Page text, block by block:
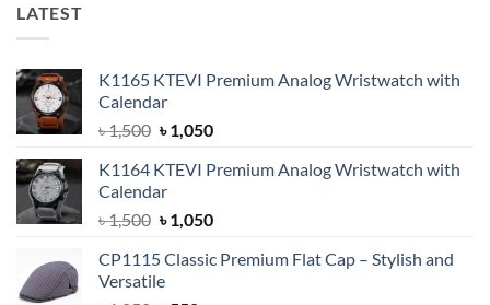
LATEST
K1165 KTEVI Premium Analog Wristwatch with
Calendar
৳1,500 Original
was:
৳ 1,500.
৳1,050Current
is:
K1164 KTEVI Premium Analog Wristwatch with
Calendar
৳1,500 Original
was:
৳ 1,500.
৳1,050Current
is:
CP1115 Classic Premium Flat Cap – Stylish and
Versatile